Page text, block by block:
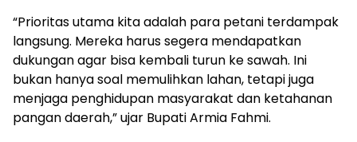
“Prioritas utama kita adalah para petani terdampak
langsung. Mereka harus segera mendapatkan
dukungan agar bisa kembali turun ke sawah. Ini
bukan hanya soal memulihkan lahan, tetapi juga
menjaga penghidupan masyarakat dan ketahanan
pangan daerah,” ujar Bupati Armia Fahmi.